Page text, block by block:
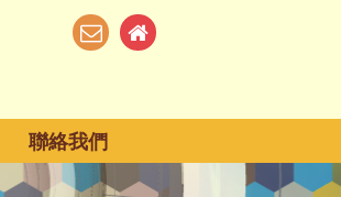
聯絡我們